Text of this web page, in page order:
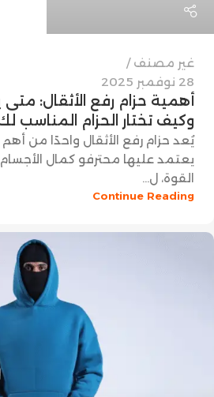
غير مصنف
28 نوفمبر 2025
أهمية حزام رفع الأثقال:
وكيف تختار الحزام المناسب
يُعد حزام رفع الأثقال واحدًا من أهم
يعتمد عليها محترفو كمال
القوة، ل...
Continue Reading